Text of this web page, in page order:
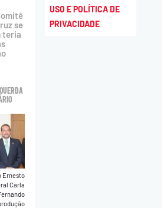
se
teria
Ernesto
Carla
USO E POLÍTICA DE
PRIVACIDADE